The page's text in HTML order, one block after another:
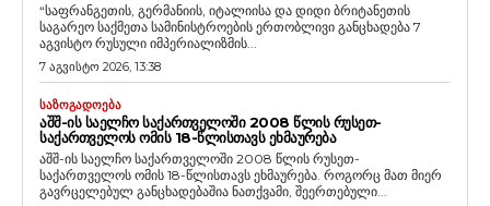
“საფრანგეთის, გერმანიის, იტალიისა და დიდი ბრიტანეთის
საგარეო საქმეთა სამინისტროების ერთობლივი განცხადება 7
აგვისტო რუსული იმპერიალიზმის...
7 აგვისტო 2026, 13:38
ᲡᲐᲖᲝᲒᲐᲓᲝᲔᲑᲐ
ᲐᲨᲨ-ᲘᲡ ᲡᲐᲔᲚᲩᲝ ᲡᲐᲥᲐᲠᲗᲕᲔᲚᲝᲨᲘ 2008 ᲬᲚᲘᲡ ᲠᲣᲡᲔᲗ-
ᲡᲐᲥᲐᲠᲗᲕᲔᲚᲝᲡ ᲝᲛᲘᲡ 18-ᲬᲚᲘᲡᲗᲐᲕᲡ ᲔᲮᲛᲐᲣᲠᲔᲑᲐ
აშშ-ის საელჩო საქართველოში 2008 წლის რუსეთ-
საქართველოს ომის 18-წლისთავს ეხმაურება. როგორც მათ მიერ
გავრცელებულ განცხადებაშია ნათქვამი, შეერთებული...